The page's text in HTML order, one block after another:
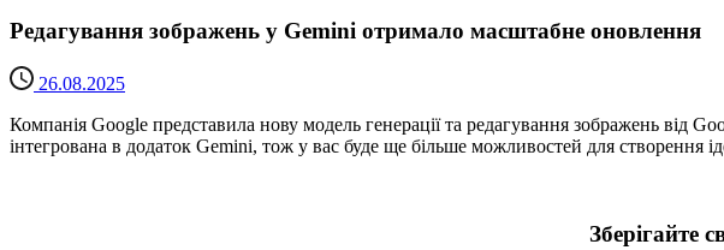
Редагування зображень у Gemini отримало масштабне оновлення
26.08.2025
Компанія Google представила нову модель генерації та редагування зображень від
інтегрована в додаток Gemini, тож у вас буде ще більше можливостей для створення
Зберігайте